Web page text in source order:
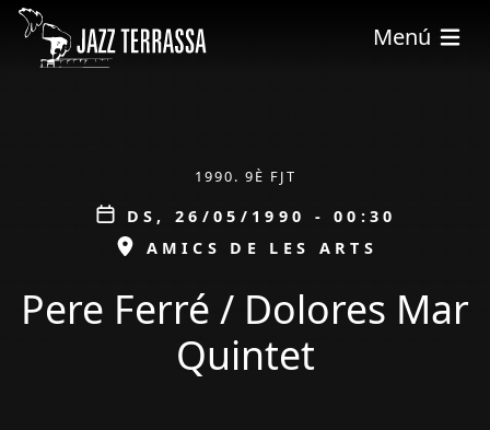
Vés al contingut
Menú
1990. 9È FJT
Data
DS, 26/05/1990 - 00:30
ESPAI
AMICS DE LES ARTS
Pere Ferré / Dolores Mar
Quintet